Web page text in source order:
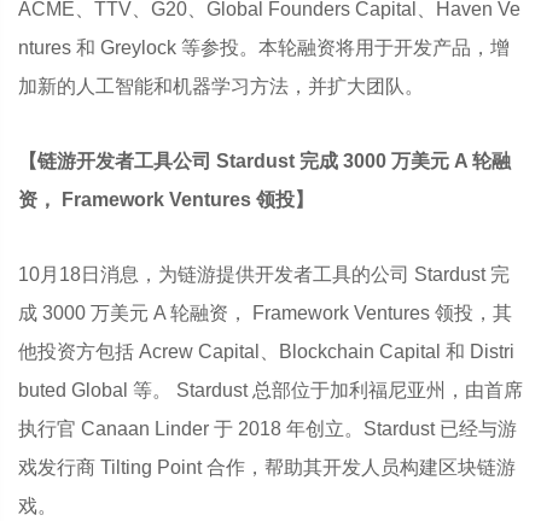
ACME、TTV、G20、Global Founders Capital、Haven Ve
ntures 和 Greylock 等参投。本轮融资将用于开发产品，增
加新的人工智能和机器学习方法，并扩大团队。
【链游开发者工具公司 Stardust 完成 3000 万美元 A 轮融
资， Framework Ventures 领投】
10月18日消息，为链游提供开发者工具的公司 Stardust 完
成 3000 万美元 A 轮融资， Framework Ventures 领投，其
他投资方包括 Acrew Capital、Blockchain Capital 和 Distri
buted Global 等。 Stardust 总部位于加利福尼亚州，由首席
执行官 Canaan Linder 于 2018 年创立。Stardust 已经与游
戏发行商 Tilting Point 合作，帮助其开发人员构建区块链游
戏。